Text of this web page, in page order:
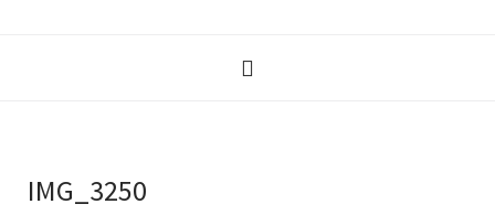
IMG_3250